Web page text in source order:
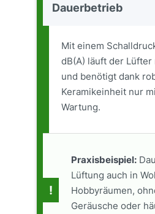
Dauerbetrieb
Mit einem
dB(A) läuft der Lüfter
und benötigt dank
Keramikeinheit nur
Wartung.
!
Praxisbeispiel:
Lüftung auch in
Hobbyräumen,
Geräusche oder